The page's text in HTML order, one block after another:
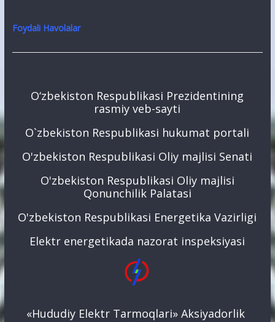
Foydali Havolalar
O‘zbekiston Respublikasi Prezidentining
rasmiy veb-sayti
O`zbekiston Respublikasi hukumat portali
O'zbekiston Respublikasi Oliy majlisi Senati
O'zbekiston Respublikasi Oliy majlisi
Qonunchilik Palatasi
O'zbekiston Respublikasi Energetika Vazirligi
Elektr energetikada nazorat inspeksiyasi
«Hududiy Elektr Tarmoqlari» Aksiyadorlik